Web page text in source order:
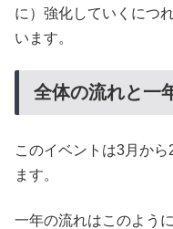
に）強化していくにつ
います。
全体の流れと一
このイベントは3月か
ます。
一年の流れはこのよう